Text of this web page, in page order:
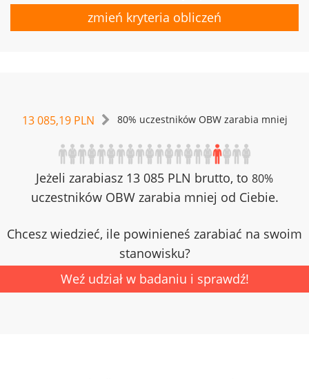
zmień kryteria obliczeń
13 085,19 PLN 80% uczestników OBW zarabia mniej
Jeżeli zarabiasz 13 085 PLN brutto, to 80%
uczestników OBW zarabia mniej od Ciebie.
Chcesz wiedzieć, ile powinieneś zarabiać na swoim
stanowisku?
Weź udział w badaniu i sprawdź!